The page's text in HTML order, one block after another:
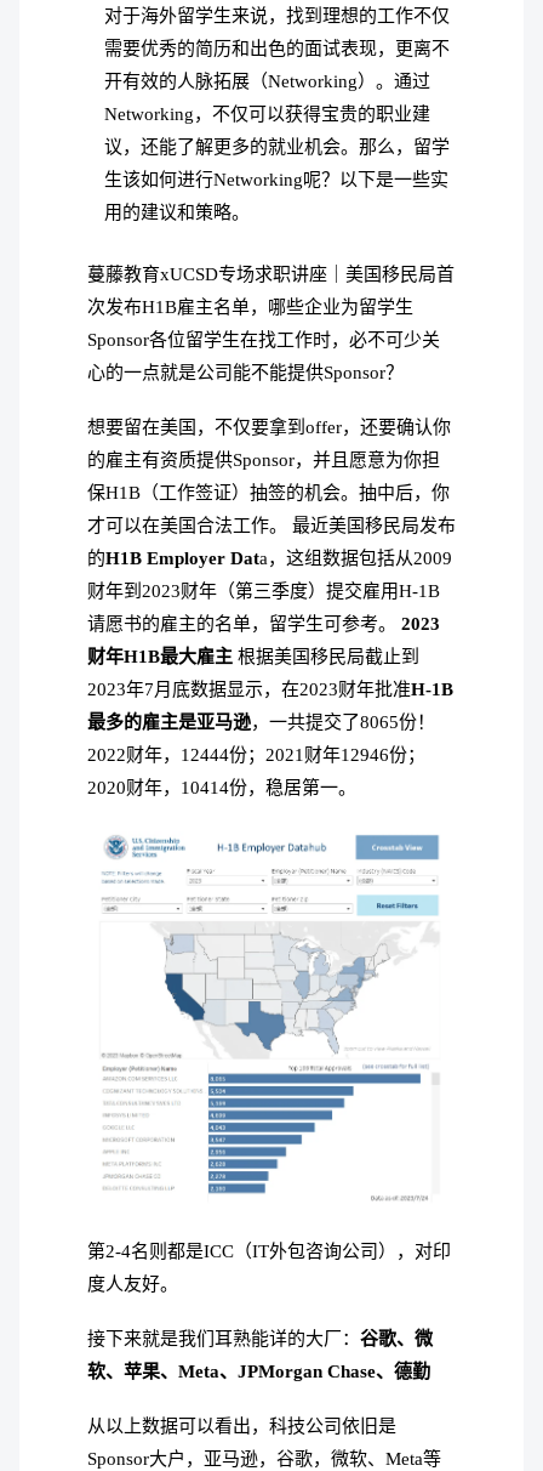
对于海外留学生来说，找到理想的工作不仅
需要优秀的简历和出色的面试表现，更离不
开有效的人脉拓展（Networking）。通过
Networking，不仅可以获得宝贵的职业建
议，还能了解更多的就业机会。那么，留学
生该如何进行Networking呢？以下是一些实
用的建议和策略。
蔓藤教育xUCSD专场求职讲座｜美国移民局首
次发布H1B雇主名单，哪些企业为留学生
Sponsor各位留学生在找工作时，必不可少关
心的一点就是公司能不能提供Sponsor？
想要留在美国，不仅要拿到offer，还要确认你
的雇主有资质提供Sponsor，并且愿意为你担
保H1B（工作签证）抽签的机会。抽中后，你
才可以在美国合法工作。 最近美国移民局发布
的H1B Employer Data，这组数据包括从2009
财年到2023财年（第三季度）提交雇用H-1B
请愿书的雇主的名单，留学生可参考。 2023
财年H1B最大雇主 根据美国移民局截止到
2023年7月底数据显示，在2023财年批准H-1B
最多的雇主是亚马逊，一共提交了8065份！
2022财年，12444份；2021财年12946份；
2020财年，10414份，稳居第一。
第2-4名则都是ICC（IT外包咨询公司），对印
度人友好。
接下来就是我们耳熟能详的大厂： 谷歌、微
软、苹果、Meta、JPMorgan Chase、德勤
从以上数据可以看出，科技公司依旧是
Sponsor大户，亚马逊，谷歌，微软、Meta等